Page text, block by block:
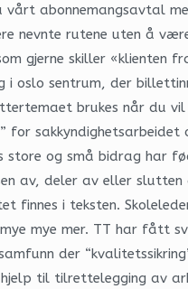
abonnemangsavtal
rutene uten å
gjerne skiller «klienten
oslo sentrum, der
brukes når du
og små bidrag har
av, deler av eller
i teksten.
mye mer. TT har fått
der
til tilrettelegging av